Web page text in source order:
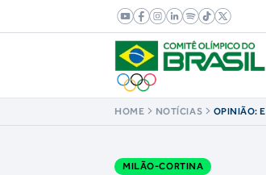
HOME NOTÍCIAS
OPINIÃO:
MILÃO-CORTINA